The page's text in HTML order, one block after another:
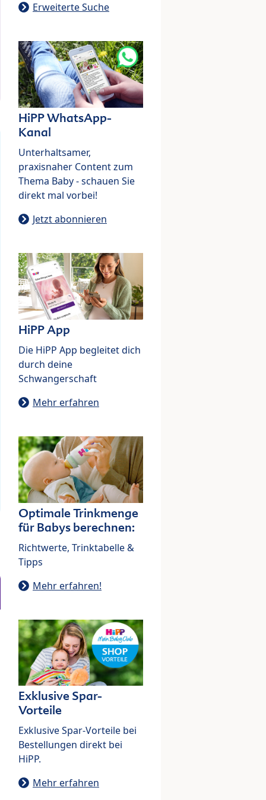
Erweiterte Suche
HiPP WhatsApp-
Kanal
Unterhaltsamer,
praxisnaher Content zum
Thema Baby - schauen Sie
direkt mal vorbei!
Jetzt abonnieren
HiPP App
Die HiPP App begleitet dich
durch deine
Schwangerschaft
Mehr erfahren
Optimale Trinkmenge
für Babys berechnen:
Richtwerte, Trinktabelle &
Tipps
Mehr erfahren!
Exklusive Spar-
Vorteile
Exklusive Spar-Vorteile bei
Bestellungen direkt bei
HiPP.
Mehr erfahren